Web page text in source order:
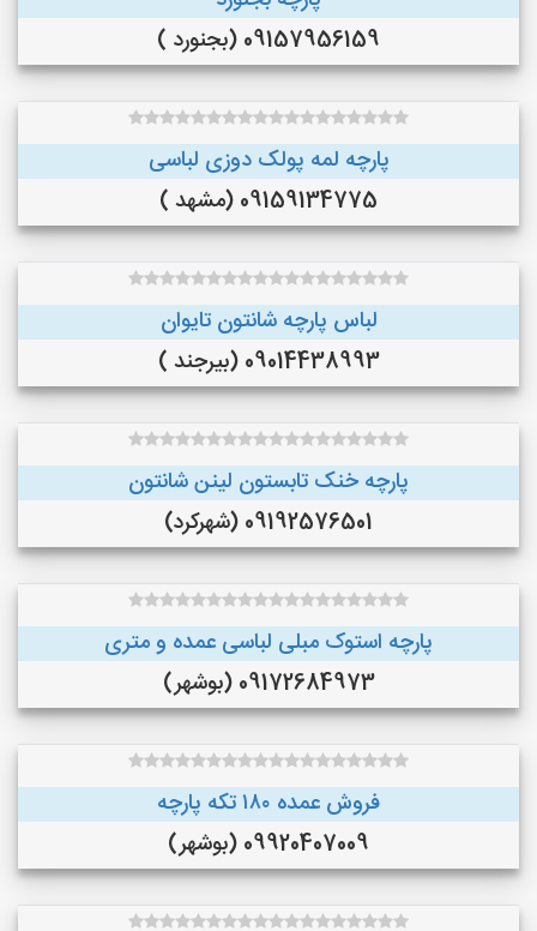
09157956159 (بجنورد )
پارچه لمه پولک دوزی لباسی
09159134775 (مشهد )
لباس پارچه شانتون تایوان
09014438993 (بیرجند )
پارچه خنک تابستون لینن شانتون
09192576501 (شهرکرد)
پارچه استوک مبلی لباسی عمده و متری
09172684973 (بوشهر)
فروش عمده ۱۸۰ تکه پارچه
09920407009 (بوشهر)